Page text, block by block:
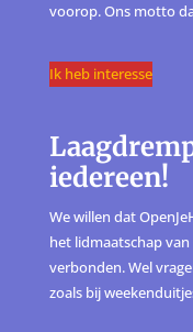
voorop. Ons motto
Ik heb interesse
iedereen!
We willen dat
het lidmaatschap
verbonden. Wel
zoals bij